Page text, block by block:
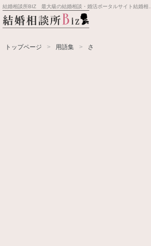
結婚相談所BIZ 最大級の結婚相談・婚活ポータルサイト結婚相談所事業者情報や婚活お見合いの悩み、対策を紹介します。
トップページ 用語集 さ